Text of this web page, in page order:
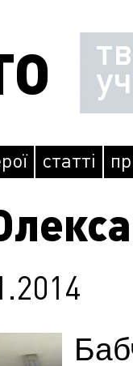
статті